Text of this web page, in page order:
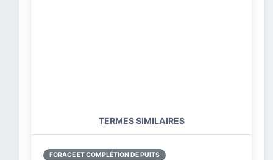
TERMES SIMILAIRES
FORAGE ET COMPLÉTION DE PUITS